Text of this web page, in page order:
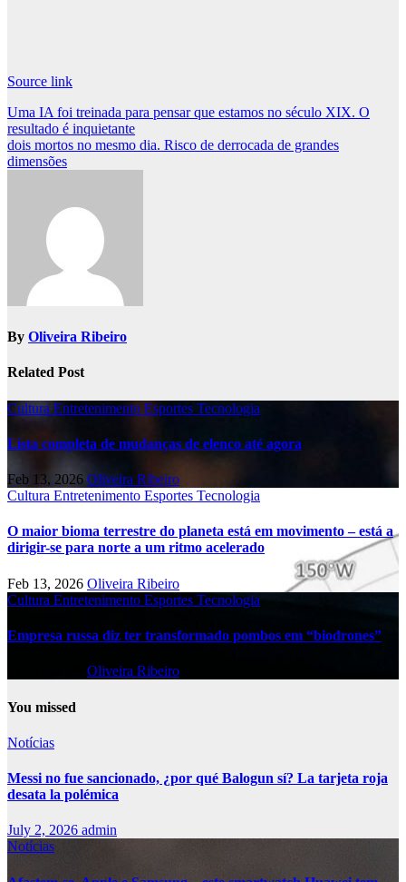
Source link
Post
navigation
Uma IA foi treinada para pensar que estamos no século XIX. O
resultado é inquietante
dois mortos no mesmo dia. Risco de derrocada de grandes
dimensões
By Oliveira Ribeiro
Related Post
Cultura Entretenimento Esportes Tecnologia
Lista completa de mudanças de elenco até agora
Feb 13, 2026 Oliveira Ribeiro
Cultura Entretenimento Esportes Tecnologia
O maior bioma terrestre do planeta está em movimento – está a
dirigir-se para norte a um ritmo acelerado
Feb 13, 2026 Oliveira Ribeiro
Cultura Entretenimento Esportes Tecnologia
Empresa russa diz ter transformado pombos em “biodrones”
Oliveira Ribeiro
You missed
Notícias
Messi no fue sancionado, ¿por qué Balogun sí? La tarjeta roja
desata la polémica
July 2, 2026 admin
Notícias